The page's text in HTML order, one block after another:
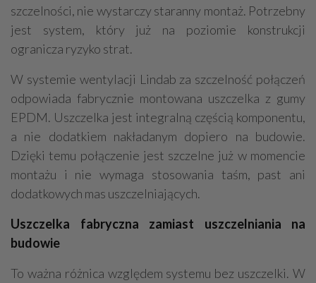
szczelności, nie wystarczy staranny montaż. Potrzebny
jest system, który już na poziomie konstrukcji
ogranicza ryzyko strat.
W systemie wentylacji Lindab za szczelność połączeń
odpowiada fabrycznie montowana uszczelka z gumy
EPDM. Uszczelka jest integralną częścią komponentu,
a nie dodatkiem nakładanym dopiero na budowie.
Dzięki temu połączenie jest szczelne już w momencie
montażu i nie wymaga stosowania taśm, past ani
dodatkowych mas uszczelniających.
Uszczelka fabryczna zamiast uszczelniania na
budowie
To ważna różnica względem systemu bez uszczelki. W